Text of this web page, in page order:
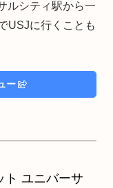
ルシティ駅から一
USJに行くことも
ー
ト ユニバーサ